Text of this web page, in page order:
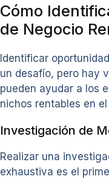
Cómo
de Negocio
Identificar
un desafío, pero hay
pueden ayudar a los
nichos rentables en
Investigación de
Realizar una
exhaustiva es el